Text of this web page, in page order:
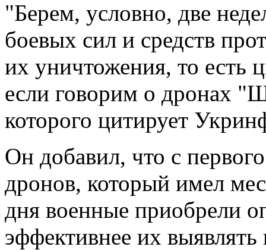
"Берем, условно, две
боевых сил и средств
их уничтожения, то есть
если говорим о дронах
которого цитирует
Он добавил, что с
дронов, который имел
дня военные приобрели
эффективнее их